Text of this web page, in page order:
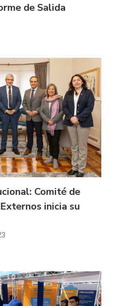
de Salida
Comité de
inicia su